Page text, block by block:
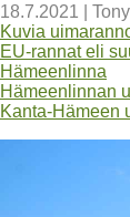
18.7.2021
Kuvia
EU-rannat eli
Hämeenlinna
Hämeenlinnan
Kanta-Hämeen